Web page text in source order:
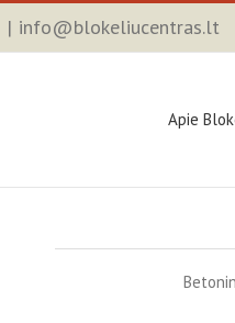
| info@blokeliucentras.lt
Apie